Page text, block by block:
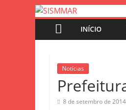
INÍCIO
Notícias
8 de setembro de 2014